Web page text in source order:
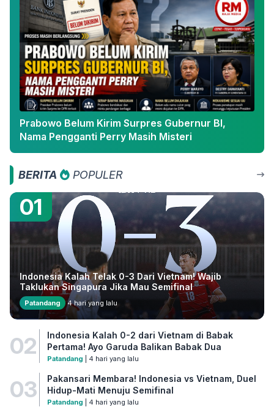
Prabowo Belum Kirim Surpres Gubernur BI,
Nama Pengganti Perry Masih Misteri
BERITA POPULER
01
Indonesia Kalah Telak 0-3 Dari Vietnam! Wajib
Taklukan Singapura Jika Mau Semifinal
Patandang 4 hari yang lalu
02
Indonesia Kalah 0-2 dari Vietnam di Babak
Pertama! Ayo Garuda Balikan Babak Dua
Patandang | 4 hari yang lalu
03
Pakansari Membara! Indonesia vs Vietnam, Duel
Hidup-Mati Menuju Semifinal
Patandang | 4 hari yang lalu